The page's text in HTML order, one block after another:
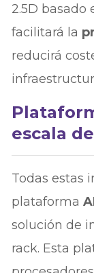
2.5D basado
facilitará la
reducirá
escala
Todas estas
plataforma
solución de
rack. Esta